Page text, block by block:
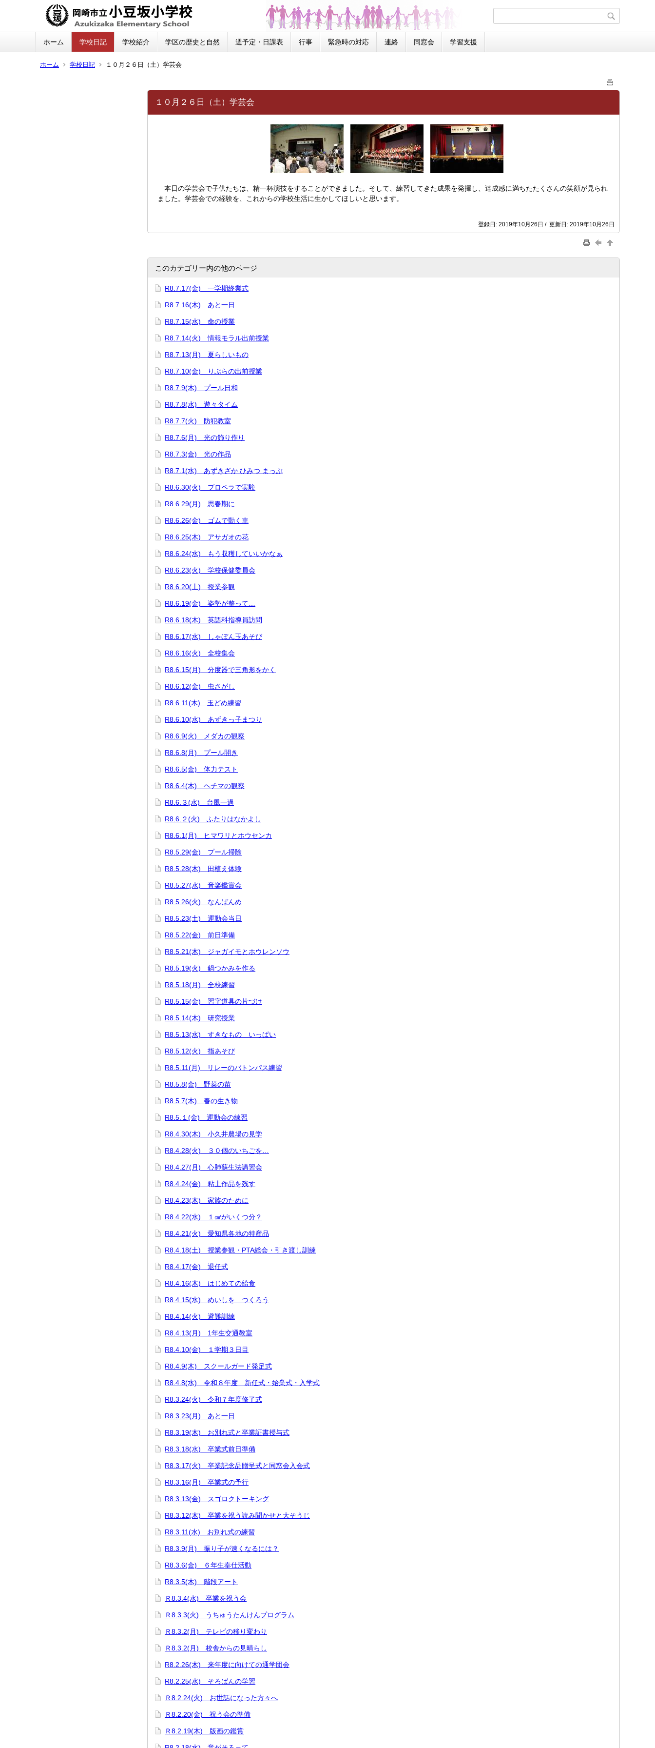
ホーム 学校日記 学校紹介 学区の歴史と自然 週予定・日課表 行事 緊急時の対応 連絡 同窓会 学習支援
ホーム 学校日記 １０月２６日（土）学芸会
１０月２６日（土）学芸会
本日の学芸会で子供たちは、精一杯演技をすることができました。そして、練習してきた成果を発揮し、達成感に満ちたたくさんの笑顔が見られ
ました。学芸会での経験を、これからの学校生活に生かしてほしいと思います。
登録日: 2019年10月26日 / 更新日: 2019年10月26日
このカテゴリー内の他のページ
R8.7.17(金) 一学期終業式
R8.7.16(木) あと一日
R8.7.15(水) 命の授業
R8.7.14(火) 情報モラル出前授業
R8.7.13(月) 夏らしいもの
R8.7.10(金) りぶらの出前授業
R8.7.9(木) プール日和
R8.7.8(水) 遊々タイム
R8.7.7(火) 防犯教室
R8.7.6(月) 光の飾り作り
R8.7.3(金) 光の作品
R8.7.1(水) あずきざか ひみつ まっぷ
R8.6.30(火) プロペラで実験
R8.6.29(月) 思春期に
R8.6.26(金) ゴムで動く車
R8.6.25(木) アサガオの花
R8.6.24(水) もう収穫していいかなぁ
R8.6.23(火) 学校保健委員会
R8.6.20(土) 授業参観
R8.6.19(金) 姿勢が整って…
R8.6.18(木) 英語科指導員訪問
R8.6.17(水) しゃぼん玉あそび
R8.6.16(火) 全校集会
R8.6.15(月) 分度器で三角形をかく
R8.6.12(金) 虫さがし
R8.6.11(木) 玉どめ練習
R8.6.10(水) あずきっ子まつり
R8.6.9(火) メダカの観察
R8.6.8(月) プール開き
R8.6.5(金) 体力テスト
R8.6.4(木) ヘチマの観察
R8.6.３(水) 台風一過
R8.6.２(火) ふたりはなかよし
R8.6.1(月) ヒマワリとホウセンカ
R8.5.29(金) プール掃除
R8.5.28(木) 田植え体験
R8.5.27(水) 音楽鑑賞会
R8.5.26(火) なんばんめ
R8.5.23(土) 運動会当日
R8.5.22(金) 前日準備
R8.5.21(木) ジャガイモとホウレンソウ
R8.5.19(火) 鍋つかみを作る
R8.5.18(月) 全校練習
R8.5.15(金) 習字道具の片づけ
R8.5.14(木) 研究授業
R8.5.13(水) すきなもの いっぱい
R8.5.12(火) 指あそび
R8.5.11(月) リレーのバトンパス練習
R8.5.8(金) 野菜の苗
R8.5.7(木) 春の生き物
R8.5.１(金) 運動会の練習
R8.4.30(木) 小久井農場の見学
R8.4.28(火) ３０個のいちごを…
R8.4.27(月) 心肺蘇生法講習会
R8.4.24(金) 粘土作品を残す
R8.4.23(木) 家族のために
R8.4.22(水) １㎤がいくつ分？
R8.4.21(火) 愛知県各地の特産品
R8.4.18(土) 授業参観・PTA総会・引き渡し訓練
R8.4.17(金) 退任式
R8.4.16(木) はじめての給食
R8.4.15(水) めいしを つくろう
R8.4.14(火) 避難訓練
R8.4.13(月) 1年生交通教室
R8.4.10(金) １学期３日目
R8.4.9(木) スクールガード発足式
R8.4.8(水) 令和８年度 新任式・始業式・入学式
R8.3.24(火) 令和７年度修了式
R8.3.23(月) あと一日
R8.3.19(木) お別れ式と卒業証書授与式
R8.3.18(水) 卒業式前日準備
R8.3.17(火) 卒業記念品贈呈式と同窓会入会式
R8.3.16(月) 卒業式の予行
R8.3.13(金) スゴロクトーキング
R8.3.12(木) 卒業を祝う読み聞かせと大そうじ
R8.3.11(水) お別れ式の練習
R8.3.9(月) 振り子が速くなるには？
R8.3.6(金) ６年生奉仕活動
R8.3.5(木) 階段アート
Ｒ8.3.4(水) 卒業を祝う会
Ｒ8.3.3(火) うちゅうたんけんプログラム
Ｒ8.3.2(月) テレビの移り変わり
Ｒ8.3.2(月) 校舎からの見晴らし
R8.2.26(木) 来年度に向けての通学団会
R8.2.25(水) そろばんの学習
Ｒ8.2.24(火) お世話になった方々へ
Ｒ8.2.20(金) 祝う会の準備
Ｒ8.2.19(木) 版画の鑑賞